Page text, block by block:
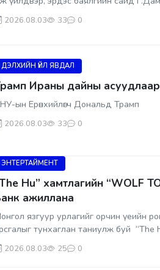
2026.08.03 33 0
ДЭЛХИЙН ҮЙЛ ЯВДАЛ
Ираны дайны
ын Ерөнхийлөгч Дональд Трамп
2026.08.03 33 0
ЭНТЕРТАЙМЕНТ
Hu” хамтлагийн “WOLF
ажиллана
язгуур урлагийг орчин үеийн
тунхаглан таниулж буй “The
2026.08.03 25 0